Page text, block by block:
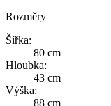
Rozměry
Šířka:
80 cm
Hloubka:
43 cm
Výška:
88 cm